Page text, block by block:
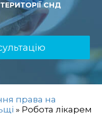
СНД
права на
» Робота лікарем